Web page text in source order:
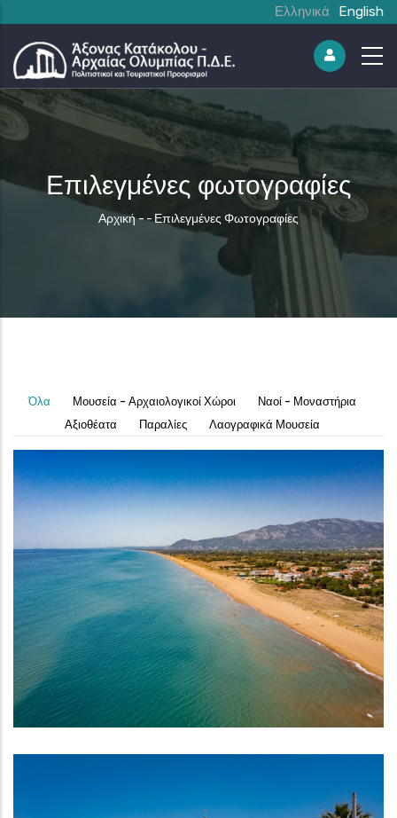
Ελληνικά English
Επιλεγμένες φωτογραφίες
Breadcrumb
Αρχική--Επιλεγμένες Φωτογραφίες
Όλα Μουσεία - Αρχαιολογικοί Χώροι
Ναοί - Μοναστήρια
Αξιοθέατα
Παραλίες Λαογραφικά Μουσεία
Παραλία Ζαχάρως
ΠΑΡΑΛΊΕΣ